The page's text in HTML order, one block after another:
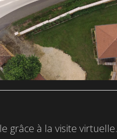
grâce à la visite virtuelle.